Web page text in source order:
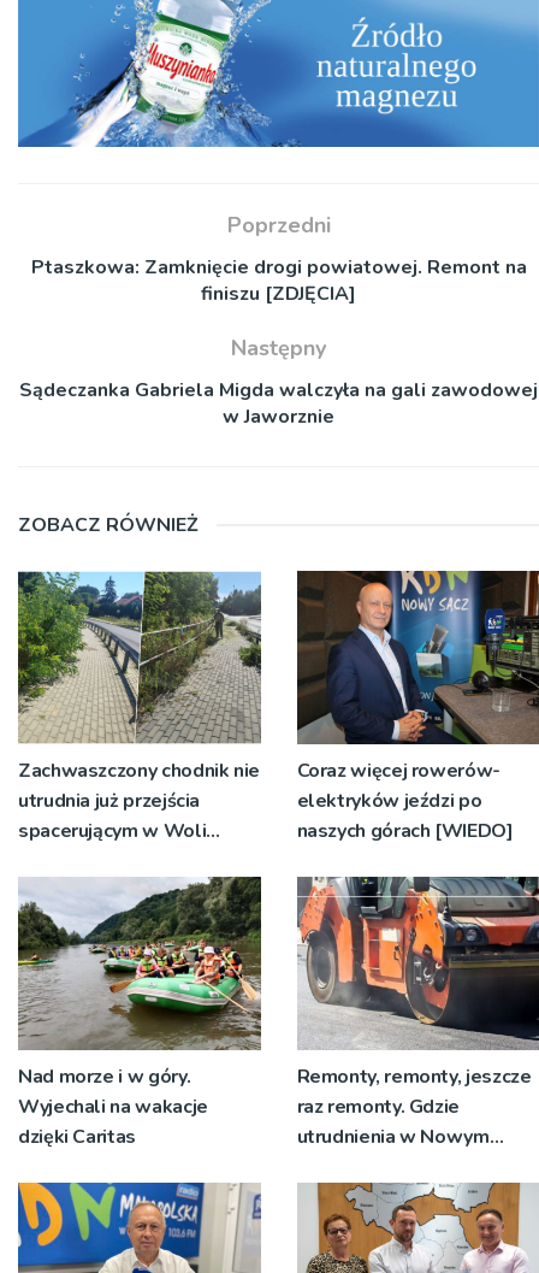
Poprzedni
Ptaszkowa: Zamknięcie drogi powiatowej. Remont na
finiszu [ZDJĘCIA]
Następny
Sądeczanka Gabriela Migda walczyła na gali zawodowej
w Jaworznie
ZOBACZ RÓWNIEŻ
Zachwaszczony chodnik nie
utrudnia już przejścia
spacerującym w Woli
RDN
Coraz więcej rowerów-
elektryków jeździ po
naszych górach [WIEDO]
Nad morze i w góry.
Wyjechali na wakacje
dzięki Caritas
Remonty, remonty, jeszcze
raz remonty. Gdzie
utrudnienia w Nowym